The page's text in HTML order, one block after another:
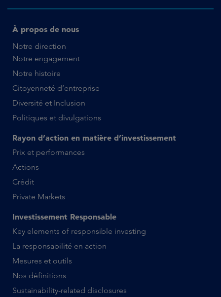
À propos de nous
Notre direction
Notre engagement
Notre histoire
Citoyenneté d’entreprise
Diversité et Inclusion
Politiques et divulgations
Rayon d’action en matière d’investissement
Prix et performances
Actions
Crédit
Private Markets
Investissement Responsable
Key elements of responsible investing
La responsabilité en action
Mesures et outils
Nos définitions
Sustainability-related disclosures